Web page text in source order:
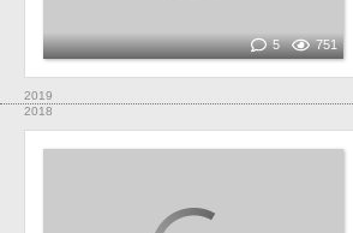
5 751
2019
2018